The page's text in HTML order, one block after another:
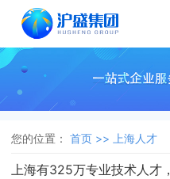
您的位置： 首页 >> 上海人才
上海有325万专业技术人才